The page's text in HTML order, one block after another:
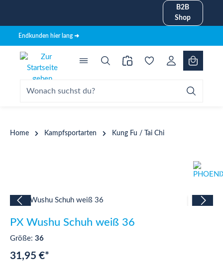
B2B
Shop
Endkunden hier lang ➜
Home Kampfsportarten Kung Fu / Tai Chi
Bildergalerie überspringen
PX Wushu Schuh weiß 36
Größe: 36
31,95 €*